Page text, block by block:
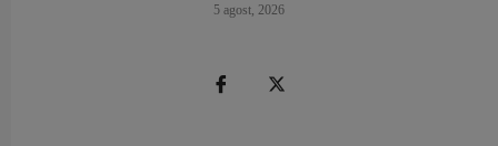
5 agost, 2026